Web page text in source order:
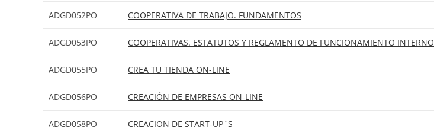
ADGD052PO COOPERATIVA DE TRABAJO. FUNDAMENTOS
ADGD053PO COOPERATIVAS. ESTATUTOS Y REGLAMENTO DE FUNCIONAMIENTO INTERNO
ADGD055PO CREA TU TIENDA ON-LINE
ADGD056PO CREACIÓN DE EMPRESAS ON-LINE
ADGD058PO CREACION DE START-UP´S